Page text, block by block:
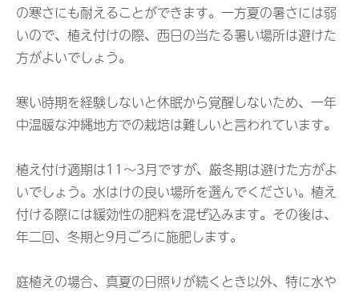
の寒さにも耐えることができます。一方夏の暑さには弱
いので、植え付けの際、西日の当たる暑い場所は避けた
方がよいでしょう。
寒い時期を経験しないと休眠から覚醒しないため、一年
中温暖な沖縄地方での栽培は難しいと言われています。
植え付け適期は11～3月ですが、厳冬期は避けた方がよ
いでしょう。水はけの良い場所を選んでください。植え
付ける際には緩効性の肥料を混ぜ込みます。その後は、
年二回、冬期と9月ごろに施肥します。
庭植えの場合、真夏の日照りが続くとき以外、特に水や